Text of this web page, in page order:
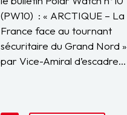
(PW10) : « ARCTIQUE – La
France face au tournant
sécuritaire du Grand Nord »
par Vice-Amiral d’escadre…